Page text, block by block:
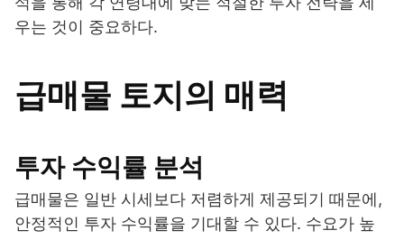
우는 것이 중요하다.
급매물 토지의 매력
투자 수익률 분석
급매물은 일반 시세보다 저렴하게 제공되기 때문에,
안정적인 투자 수익률을 기대할 수 있다. 수요가 높